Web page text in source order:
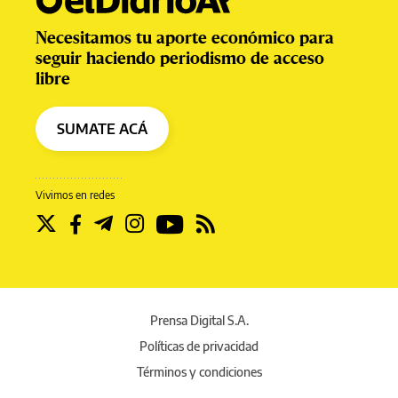
Vivimos en redes
Necesitamos tu aporte económico para
seguir haciendo periodismo de acceso
libre
SUMATE ACÁ
Prensa Digital S.A.
Políticas de privacidad
Términos y condiciones